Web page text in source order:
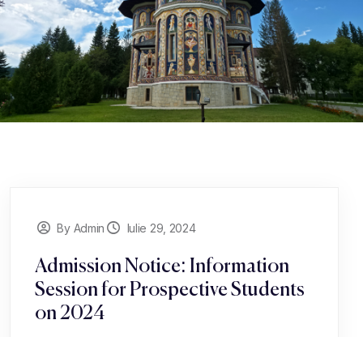
By Admin Iulie 29, 2024
Admission Notice: Information
Session for Prospective Students
on 2024